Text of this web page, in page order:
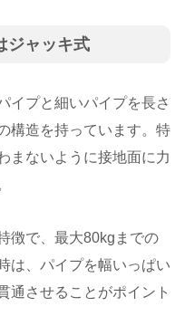
ジャッキ式
イプと細いパイプを長さ
構造を持っています。特
まないように接地面に力
徴で、最大80kgまでの
は、パイプを幅いっぱい
通させることがポイント